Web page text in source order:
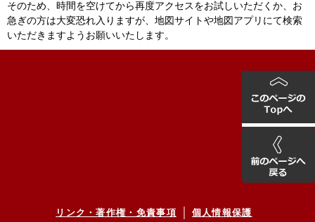
そのため、時間を空けてから再度アクセスをお試しいただくか、お
急ぎの方は大変恐れ入りますが、地図サイトや地図アプリにて検索
いただきますようお願いいたします。
リンク・著作権・免責事項 個人情報保護